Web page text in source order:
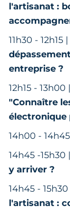
l'artisanat :
11h30 - 12h15 |
entreprise ?
12h15 - 13h00 |
"Connaître
électronique
14h00 -
14h45 -15h30 |
y arriver ?
14h45 - 15h30
l'artisanat :